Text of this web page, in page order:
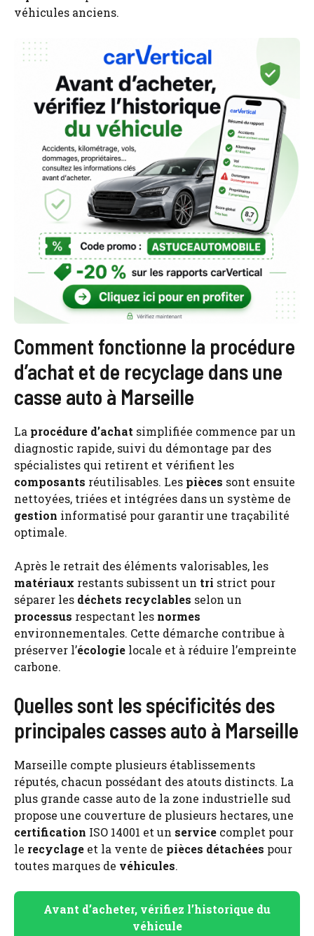
véhicules anciens.
Comment fonctionne la procédure
d’achat et de recyclage dans une
casse auto à Marseille
La procédure d’achat simplifiée commence par un
diagnostic rapide, suivi du démontage par des
spécialistes qui retirent et vérifient les
composants réutilisables. Les pièces sont ensuite
nettoyées, triées et intégrées dans un système de
gestion informatisé pour garantir une traçabilité
optimale.
Après le retrait des éléments valorisables, les
matériaux restants subissent un tri strict pour
séparer les déchets recyclables selon un
processus respectant les normes
environnementales. Cette démarche contribue à
préserver l’écologie locale et à réduire l’empreinte
carbone.
Quelles sont les spécificités des
principales casses auto à Marseille
Marseille compte plusieurs établissements
réputés, chacun possédant des atouts distincts. La
plus grande casse auto de la zone industrielle sud
propose une couverture de plusieurs hectares, une
certification ISO 14001 et un service complet pour
le recyclage et la vente de pièces détachées pour
toutes marques de véhicules.
Avant d’acheter, vérifiez l’historique du
véhicule